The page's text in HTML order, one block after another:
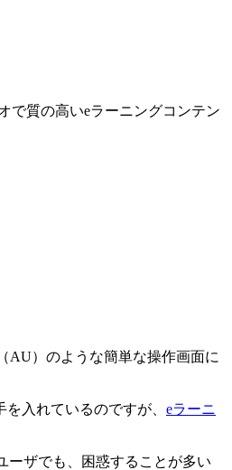
で質の高いeラーニングコンテン
AU）のような簡単な操作画面に
入れているのですが、 eラーニ
ーザでも、困惑することが多い